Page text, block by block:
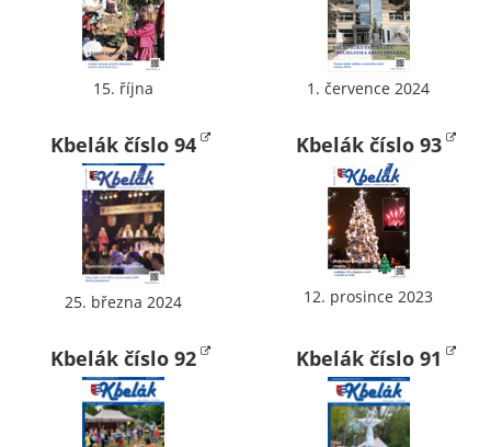
15. října 1. července 2024
Kbelák číslo 94
25. března 2024
Kbelák číslo 93
12. prosince 2023
Kbelák číslo 92 Kbelák číslo 91
Analytické
cookies nám
umožňují
měření
našeho webu
a našich
reklamních
kampaní.
Jejich pomocí
určujeme
počet návštěv
návštěv našich
internetových
stránek. Data
získaná